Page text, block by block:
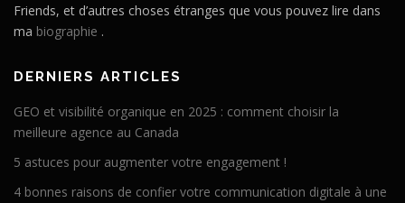
Friends, et d’autres choses étranges que vous pouvez lire dans
ma biographie .
DERNIERS ARTICLES
GEO et visibilité organique en 2025 : comment choisir la
meilleure agence au Canada
5 astuces pour augmenter votre engagement !
4 bonnes raisons de confier votre communication digitale à une